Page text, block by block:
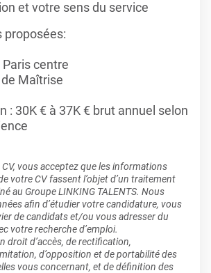
et votre sens du service
proposées:
centre
Maîtrise
: 30K € à 37K € brut annuel selon
vous acceptez que les informations
votre CV fassent l’objet d’un traitement
au Groupe LINKING TALENTS. Nous
afin d’étudier votre candidature, vous
de candidats et/ou vous adresser du
votre recherche d’emploi.
droit d’accès, de rectification,
d’opposition et de portabilité des
vous concernant, et de définition des